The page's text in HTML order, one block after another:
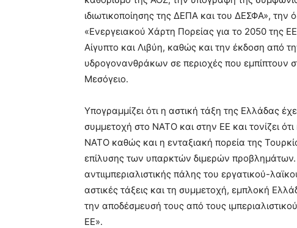
ιδιωτικοποίησης της ΔΕΠΑ και του ΔΕΣΦΑ»,
«Ενεργειακού Χάρτη Πορείας για το 2050 της
Αίγυπτο και Λιβύη, καθώς και την έκδοση από
υδρογονανθράκων σε περιοχές που εμπίπτουν
Μεσόγειο.
Υπογραμμίζει ότι η αστική τάξη της Ελλάδας
συμμετοχή στο ΝΑΤΟ και στην ΕΕ και τονίζει
ΝΑΤΟ καθώς και η ενταξιακή πορεία της
επίλυσης των υπαρκτών διμερών
αντιιμπεριαλιστικής πάλης του εργατικού-
αστικές τάξεις και τη συμμετοχή, εμπλοκή
την αποδέσμευσή τους από τους
ΕΕ».